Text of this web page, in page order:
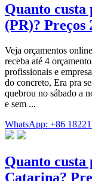
Quanto
(PR)? Preços
Veja orçamentos
receba até 4
profissionais e
do concreto, Era pra
quebrou no sábado a
e sem ...
WhatsApp: +86
Quanto custa
Catarina?